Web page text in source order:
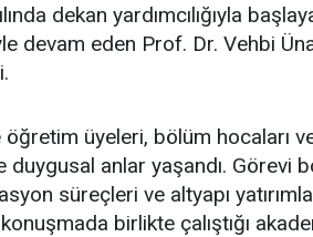
dekan yardımcılığıyla
devam eden Prof. Dr. Vehbi
öğretim üyeleri, bölüm hocaları
duygusal anlar yaşandı. Görevi
süreçleri ve altyapı
konuşmada birlikte çalıştığı